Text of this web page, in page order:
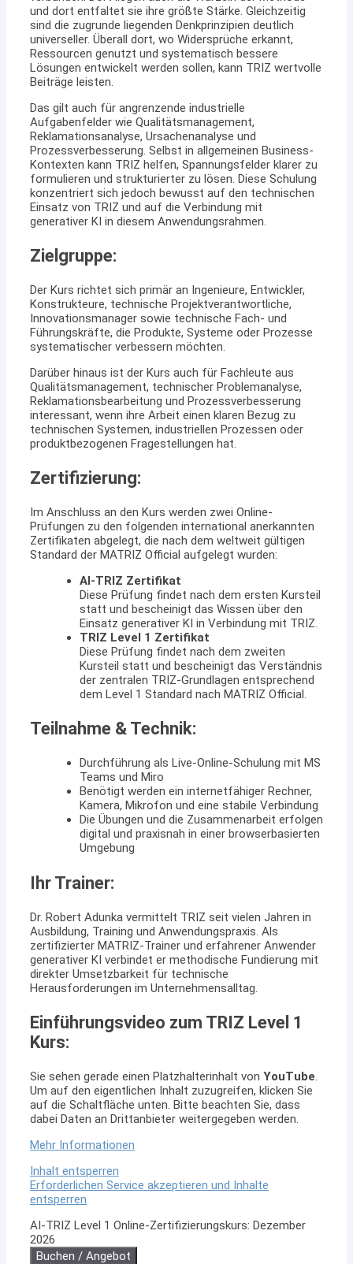
und dort entfaltet sie ihre größte Stärke. Gleichzeitig
sind die zugrunde liegenden Denkprinzipien deutlich
universeller. Überall dort, wo Widersprüche erkannt,
Ressourcen genutzt und systematisch bessere
Lösungen entwickelt werden sollen, kann TRIZ wertvolle
Beiträge leisten.
Das gilt auch für angrenzende industrielle
Aufgabenfelder wie Qualitätsmanagement,
Reklamationsanalyse, Ursachenanalyse und
Prozessverbesserung. Selbst in allgemeinen Business-
Kontexten kann TRIZ helfen, Spannungsfelder klarer zu
formulieren und strukturierter zu lösen. Diese Schulung
konzentriert sich jedoch bewusst auf den technischen
Einsatz von TRIZ und auf die Verbindung mit
generativer KI in diesem Anwendungsrahmen.
Zielgruppe:
Der Kurs richtet sich primär an Ingenieure, Entwickler,
Konstrukteure, technische Projektverantwortliche,
Innovationsmanager sowie technische Fach- und
Führungskräfte, die Produkte, Systeme oder Prozesse
systematischer verbessern möchten.
Darüber hinaus ist der Kurs auch für Fachleute aus
Qualitätsmanagement, technischer Problemanalyse,
Reklamationsbearbeitung und Prozessverbesserung
interessant, wenn ihre Arbeit einen klaren Bezug zu
technischen Systemen, industriellen Prozessen oder
produktbezogenen Fragestellungen hat.
Zertifizierung:
Im Anschluss an den Kurs werden zwei Online-
Prüfungen zu den folgenden international anerkannten
Zertifikaten abgelegt, die nach dem weltweit gültigen
Standard der MATRIZ Official aufgelegt wurden:
AI-TRIZ Zertifikat
Diese Prüfung findet nach dem ersten Kursteil
statt und bescheinigt das Wissen über den
Einsatz generativer KI in Verbindung mit TRIZ.
TRIZ Level 1 Zertifikat
Diese Prüfung findet nach dem zweiten
Kursteil statt und bescheinigt das Verständnis
der zentralen TRIZ-Grundlagen entsprechend
dem Level 1 Standard nach MATRIZ Official.
Teilnahme & Technik:
Durchführung als Live-Online-Schulung mit MS
Teams und Miro
Benötigt werden ein internetfähiger Rechner,
Kamera, Mikrofon und eine stabile Verbindung
Die Übungen und die Zusammenarbeit erfolgen
digital und praxisnah in einer browserbasierten
Umgebung
Ihr Trainer:
Dr. Robert Adunka vermittelt TRIZ seit vielen Jahren in
Ausbildung, Training und Anwendungspraxis. Als
zertifizierter MATRIZ-Trainer und erfahrener Anwender
generativer KI verbindet er methodische Fundierung mit
direkter Umsetzbarkeit für technische
Herausforderungen im Unternehmensalltag.
Einführungsvideo zum TRIZ Level 1
Kurs:
Sie sehen gerade einen Platzhalterinhalt von YouTube
Um auf den eigentlichen Inhalt zuzugreifen, klicken Sie
auf die Schaltfläche unten. Bitte beachten Sie, dass
dabei Daten an Drittanbieter weitergegeben werden.
Mehr Informationen
Inhalt entsperren
Erforderlichen Service akzeptieren und Inhalte
entsperren
AI-TRIZ Level 1 Online-Zertifizierungskurs: Dezember
2026
Buchen / Angebot